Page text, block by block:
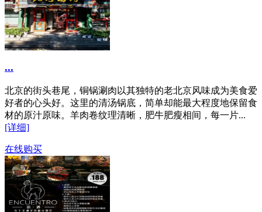
...
北京的街头巷尾，铜锅涮肉以其独特的老北京风味成为美食爱
好者的心头好。这里的清汤锅底，简单却能最大程度地保留食
材的原汁原味。羊肉卷纹理清晰，肥牛肥瘦相间，每一片...
[详细]
在线购买